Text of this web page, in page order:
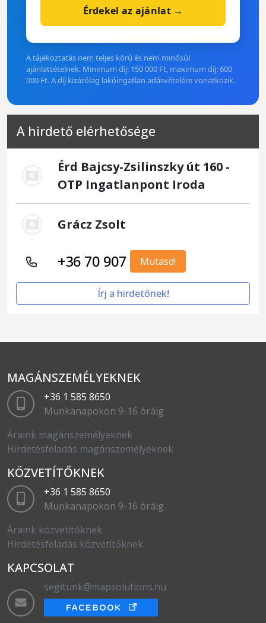
Érdekel az ajánlat →
A tájékoztatás nem teljes körű és nem minősül
ajánlattételnek. Minimum díj: 150 000 Ft, maximum díj: 600
000 Ft. A díj kizárólag lakóingatlan adásvételére vonatkozik.
A hirdető elérhetősége
Érd Bajcsy-Zsilinszky út 160 -
OTP Ingatlanpont Iroda
Grácz Zsolt
+36 70 907 Mutasd!
Írj a hirdetőnek!
MAGÁNSZEMÉLYEKNEK
+36 1 585 8650
Munkanapokon 9-16 óráig
Áraink magánszemélyeknek
Hirdetésfeladás magánszemélyeknek
KÖZVETÍTŐKNEK
+36 1 585 8650
Munkanapokon 9-16 óráig
Áraink közvetítőknek
Hirdetésfeladás közvetítőknek
KAPCSOLAT
segitunk@mapsolutions.hu